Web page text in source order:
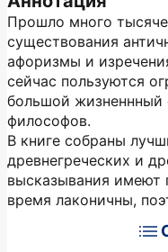
Прошло много
существования
афоризмы и
сейчас пользуются
большой жизненнный
философов.
В книге собраны
древнегреческих и
высказывания имеют
время лаконичны,